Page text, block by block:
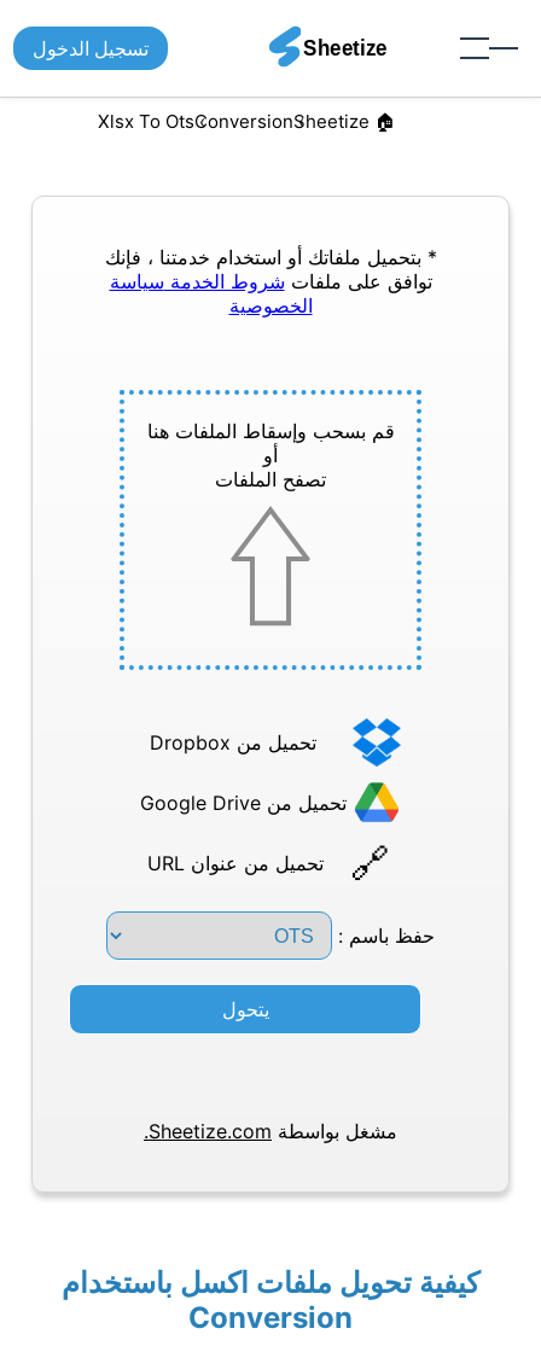
تسجيل الدخول
🏠︎ Sheetize
Conversion
Xlsx To Ots
* بتحميل ملفاتك أو استخدام خدمتنا ، فإنك
توافق على ملفات شروط الخدمة سياسة
الخصوصية
قم بسحب وإسقاط الملفات هنا
أو
تصفح الملفات
تحميل من Dropbox
تحميل من Google Drive
تحميل من عنوان URL
حفظ باسم :
يتحول
مشغل بواسطة Sheetize.com.
كيفية تحويل ملفات اكسل باستخدام
Conversion